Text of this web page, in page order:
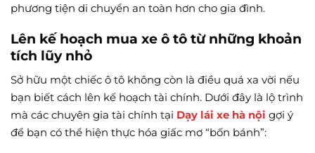
phương tiện di chuyển an toàn hơn cho gia đình.
Lên kế hoạch mua xe ô tô từ những khoản
tích lũy nhỏ
Sở hữu một chiếc ô tô không còn là điều quá xa vời nếu
bạn biết cách lên kế hoạch tài chính. Dưới đây là lộ trình
mà các chuyên gia tài chính tại Dạy lái xe hà nội gợi ý
để bạn có thể hiện thực hóa giấc mơ “bốn bánh”: